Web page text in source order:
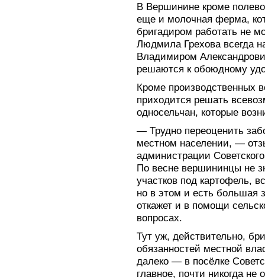
В Вершинине кроме
еще и молочная ферма,
бригадиром работать не
Людмила Грехова всегда
Владимиром
решаются к обоюдному
Кроме производственных
приходится решать
односельчан, которые
— Трудно переоценить
местном населении, —
администрации
По весне вершининцы не
участков под картофель,
но в этом и есть большая
откажет и в помощи
вопросах.
Тут уж, действительно,
обязанностей местной
далеко — в посёлке
главное, почти никогда не